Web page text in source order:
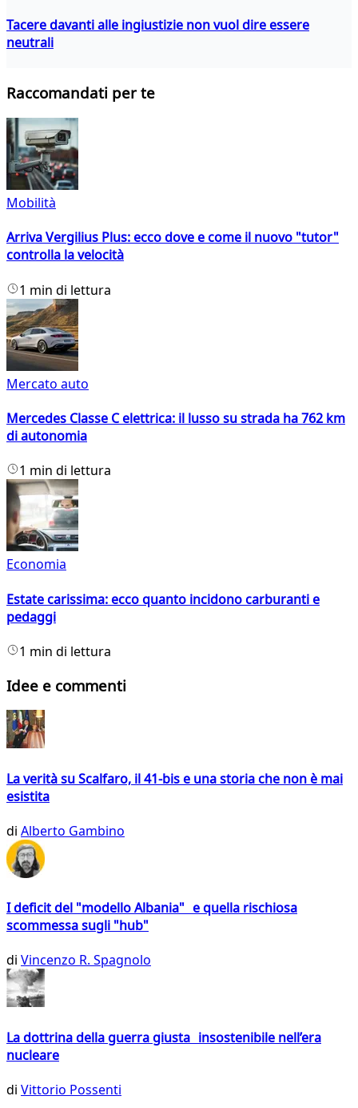
Tacere davanti alle ingiustizie non vuol dire essere
neutrali
Raccomandati per te
Mobilità
Arriva Vergilius Plus: ecco dove e come il nuovo "tutor"
controlla la velocità
1 min di lettura
Mercato auto
Mercedes Classe C elettrica: il lusso su strada ha 762 km
di autonomia
1 min di lettura
Economia
Estate carissima: ecco quanto incidono carburanti e
pedaggi
1 min di lettura
Idee e commenti
La verità su Scalfaro, il 41-bis e una storia che non è mai
esistita
di Alberto Gambino
I deficit del "modello Albania" e quella rischiosa
scommessa sugli "hub"
di Vincenzo R. Spagnolo
La dottrina della guerra giusta insostenibile nell’era
nucleare
di Vittorio Possenti